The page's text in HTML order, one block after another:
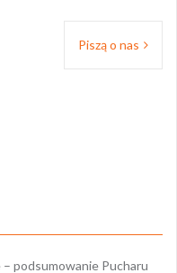
Piszą o nas
podsumowanie Pucharu